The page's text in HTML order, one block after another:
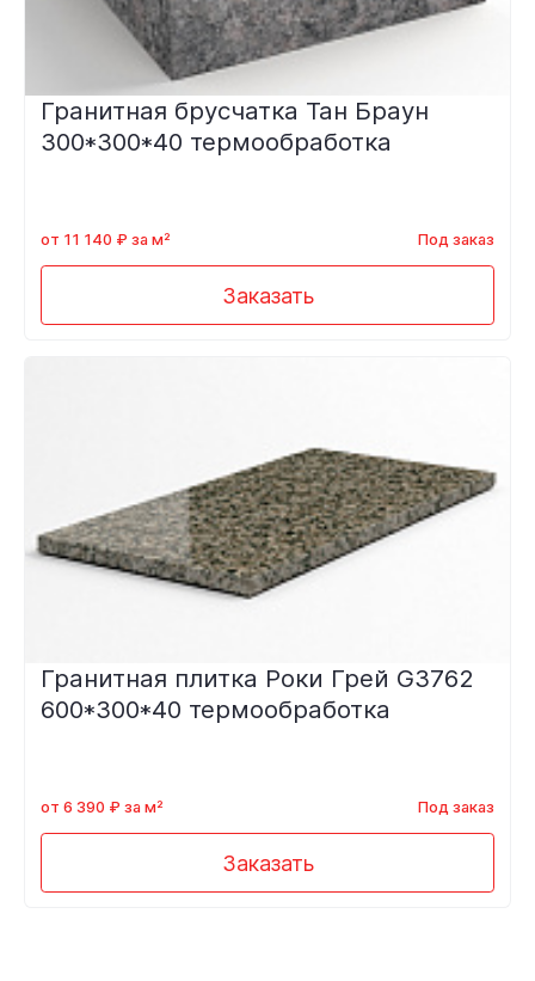
Гранитная брусчатка Тан Браун
300*300*40 термообработка
от 11 140 ₽ за м² Под заказ
Заказать
Гранитная плитка Роки Грей G3762
600*300*40 термообработка
от 6 390 ₽ за м² Под заказ
Заказать